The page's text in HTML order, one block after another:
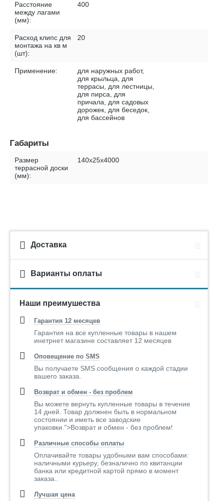
Расстояние
между лагами
(мм):
400
Расход клипс для
монтажа на кв м
(шт):
20
Применение:
для наружных работ,
для крыльца, для
террасы, для лестницы,
для пирса, для
причала, для садовых
дорожек, для беседок,
для бассейнов
Габариты
Размер
террасной доски
(мм):
140х25х4000
Доставка
Варианты оплаты
Наши преимушества
Гарантия 12 месяцев
Гарантия на все купленные товары в нашем
инетрнет магазине составляет 12 месяцев
Оповещение по SMS
Вы получаете SMS сообщения о каждой стадии
вашего заказа.
Возврат и обмен - без проблем
Вы можете вернуть купленные товары в течение
14 дней. Товар должнен быть в нормальном
состоянии и иметь все заводские
упаковки.">Возврат и обмен - без проблем!
Различные способы оплаты
Оплачивайте товары удобными вам способами:
наличными курьеру, безналично по квитанции
банка или кредитной картой прямо в момент
заказа..
Лучшая цена